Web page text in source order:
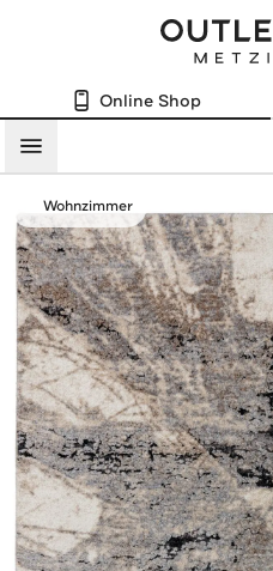
Online Shop
Menü
Wohnzimmer